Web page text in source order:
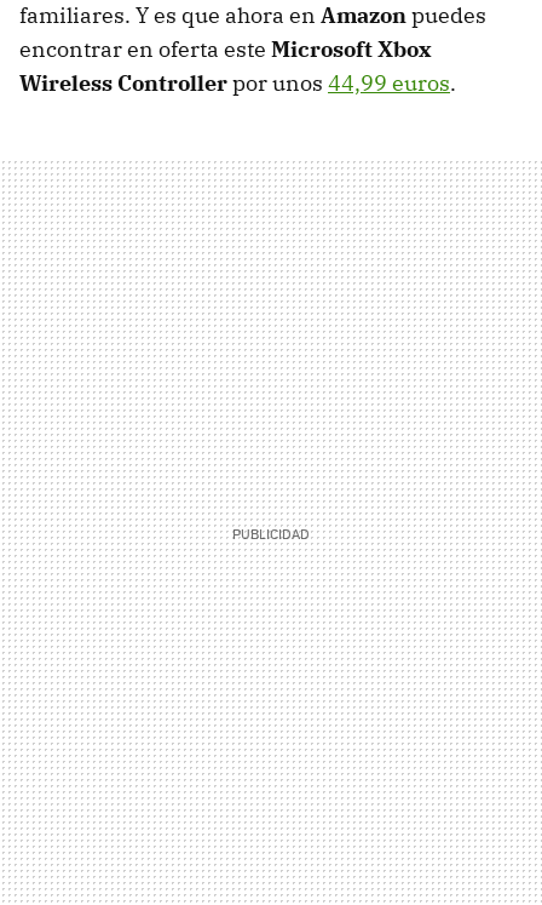
familiares. Y es que ahora en Amazonpuedes
encontrar en oferta este Microsoft Xbox
Wireless Controllerpor unos 44,99 euros.